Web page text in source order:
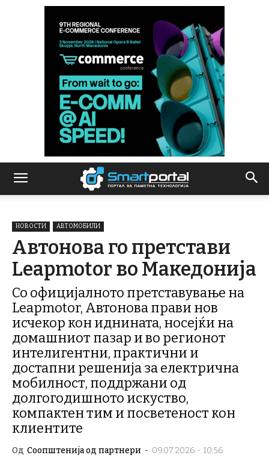
НОВОСТИ АВТОМОБИЛИ
Автонова го претстави
Leapmotor во Македонија
Со официјалното претставување на
Leapmotor, Автонова прави нов
исчекор кон иднината, носејќи на
домашниот пазар и во регионот
интелигентни, практични и
достапни решенија за електрична
мобилност, поддржани од
долгогодишното искуство,
компактен тим и посветеност кон
клиентите
Од Соопштенија од партнери - 09.07.2026 - 10:56